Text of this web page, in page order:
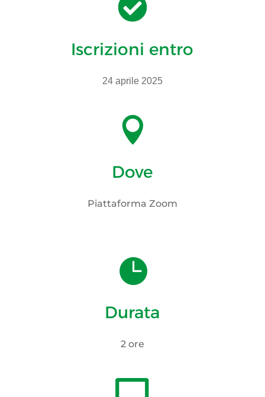

Iscrizioni entro
24 aprile 2025

Dove
Piattaforma Zoom

Durata
2 ore